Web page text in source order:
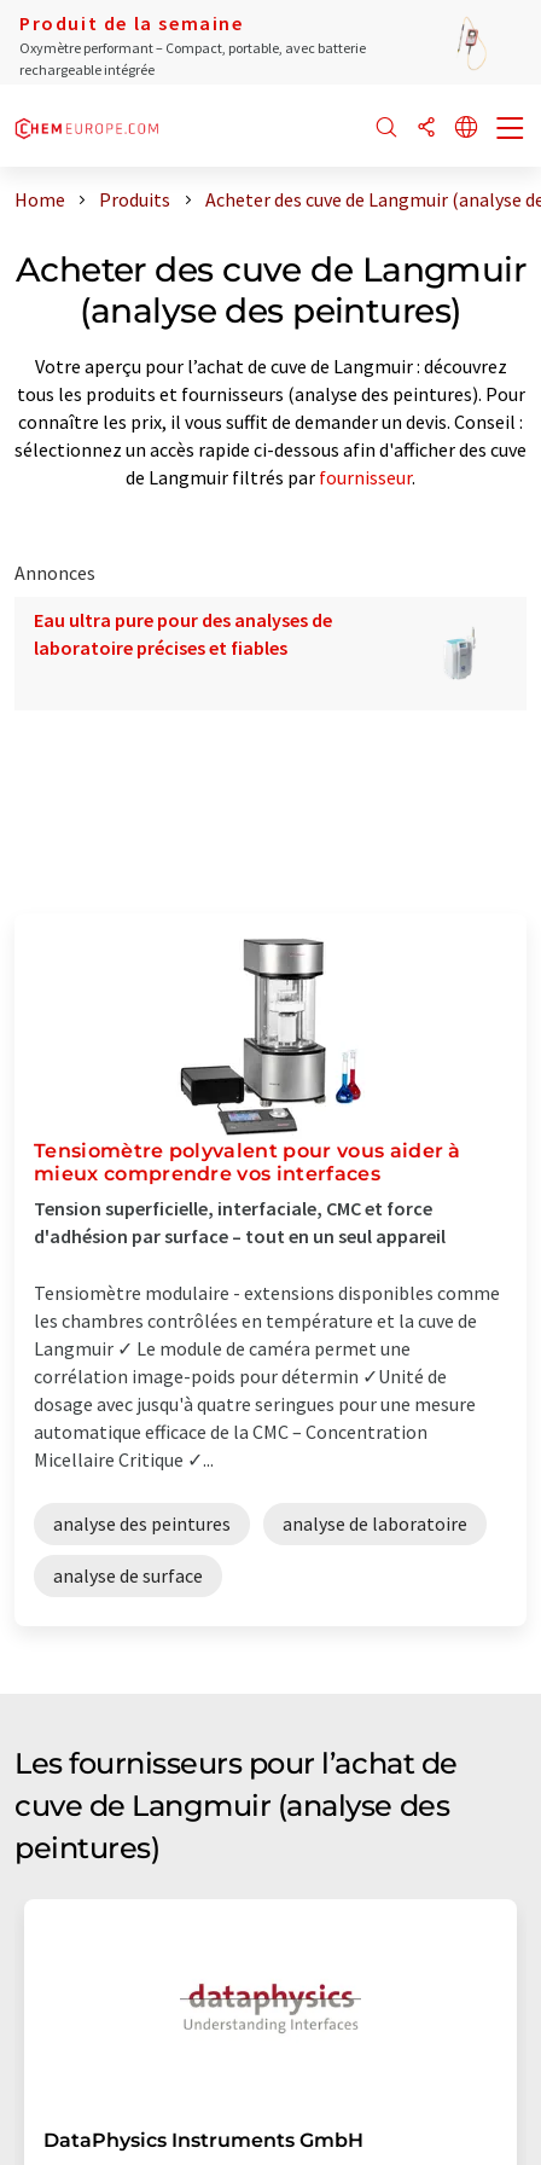
Produit de la semaine
Oxymètre performant – Compact, portable, avec batterie
rechargeable intégrée
Home Produits Acheter des cuve de Langmuir (analyse
Acheter des cuve de Langmuir
(analyse des peintures)
Votre aperçu pour l’achat de cuve de Langmuir : découvrez
tous les produits et fournisseurs (analyse des peintures). Pour
connaître les prix, il vous suffit de demander un devis. Conseil :
sélectionnez un accès rapide ci-dessous afin d'afficher des cuve
de Langmuir filtrés par fournisseur.
Annonces
Eau ultra pure pour des analyses de
laboratoire précises et fiables
Tensiomètre polyvalent pour vous aider à
mieux comprendre vos interfaces
Tension superficielle, interfaciale, CMC et force
d'adhésion par surface – tout en un seul appareil
Tensiomètre modulaire - extensions disponibles comme
les chambres contrôlées en température et la cuve de
Langmuir ✓ Le module de caméra permet une
corrélation image-poids pour détermin ✓Unité de
dosage avec jusqu'à quatre seringues pour une mesure
automatique efficace de la CMC – Concentration
Micellaire Critique ✓...
analyse des peintures analyse de laboratoire
analyse de surface
Les fournisseurs pour l’achat de
cuve de Langmuir (analyse des
peintures)
DataPhysics Instruments GmbH